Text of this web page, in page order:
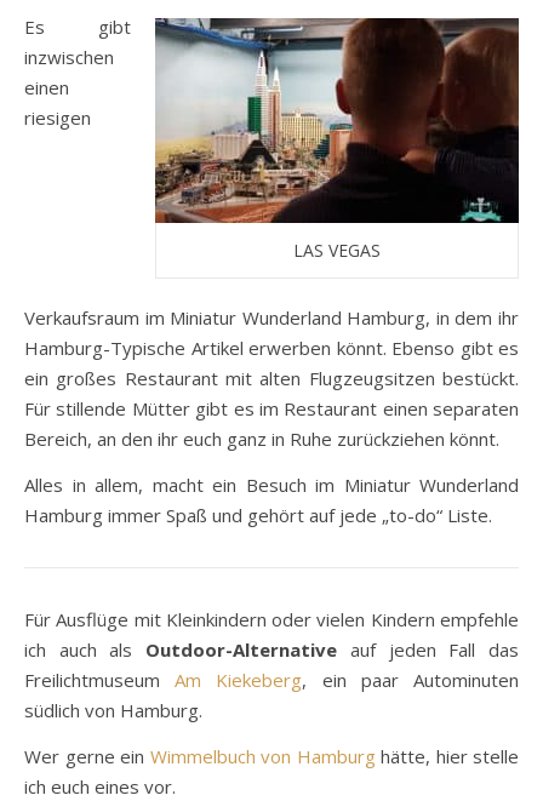
LAS VEGAS
Es gibt
inzwischen
einen
riesigen
Verkaufsraum im Miniatur Wunderland Hamburg, in dem ihr
Hamburg-Typische Artikel erwerben könnt. Ebenso gibt es
ein großes Restaurant mit alten Flugzeugsitzen bestückt.
Für stillende Mütter gibt es im Restaurant einen separaten
Bereich, an den ihr euch ganz in Ruhe zurückziehen könnt.
Alles in allem, macht ein Besuch im Miniatur Wunderland
Hamburg immer Spaß und gehört auf jede „to-do“ Liste.
Für Ausflüge mit Kleinkindern oder vielen Kindern empfehle
ich auch als Outdoor-Alternative auf jeden Fall das
FreilichtmuseumAm Kiekeberg, ein paar Autominuten
südlich von Hamburg.
Wer gerne ein Wimmelbuch von Hamburghätte, hier stelle
ich euch eines vor.